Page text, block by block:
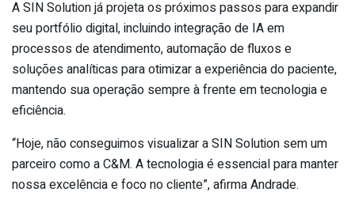
ASINSolutionjá projeta os próximos passos para expandir
seu portfólio digital, incluindo integração de IA em
processos de atendimento, automação de fluxos e
soluções analíticas para otimizar a experiência do paciente,
mantendo sua operação sempre à frente em tecnologia e
eficiência.
“Hoje, não conseguimos visualizar aSINSolution sem um
parceiro como a C&M. A tecnologia é essencial para manter
nossa excelência e foco no cliente”, afirma Andrade.